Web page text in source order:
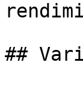
##